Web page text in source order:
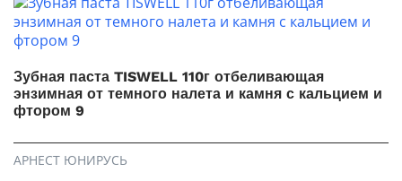
Зубная паста TISWELL 110г отбеливающая
энзимная от темного налета и камня с кальцием и
фтором 9
АРНЕСТ ЮНИРУСЬ